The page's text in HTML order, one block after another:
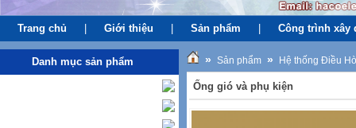
Trang chủ Giới thiệu Sản phẩm Công trình xây
Danh mục sản phẩm » Sản phẩm » Hệ thống Điều
Ống gió và phụ kiện